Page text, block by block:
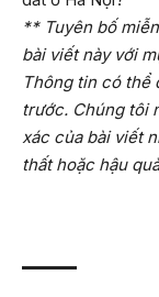
** Tuyên bố
bài viết này với
Thông tin có thể
trước. Chúng tôi
xác của bài viết
thất hoặc hậu